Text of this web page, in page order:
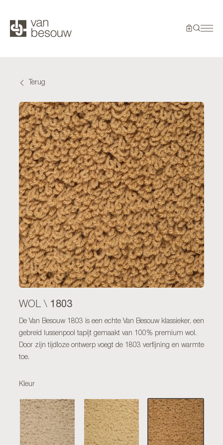
Terug
WOL \ 1803
De Van Besouw 1803 is een echte Van Besouw klassieker, een
gebreid lussenpool tapijt gemaakt van 100% premium wol.
Door zijn tijdloze ontwerp voegt de 1803 verfijning en warmte
toe.
Kleur